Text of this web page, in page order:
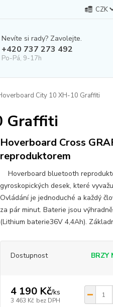
CZK
Nevíte si rady? Zavolejte.
+420 737 273 492
Po-Pá, 9-17h
City 10 XH-10 Graffiti
Graffiti
Hoverboard Cross
reproduktorem
Hoverboard bluetooth
gyroskopických desek, které
Ovládání je jednoduché a každý
za pár minut. Baterie jsou
(Lithium baterie36V 4,4Ah).
Dostupnost BRZY
4 190 Kč/ks
3 463 Kč bez DPH